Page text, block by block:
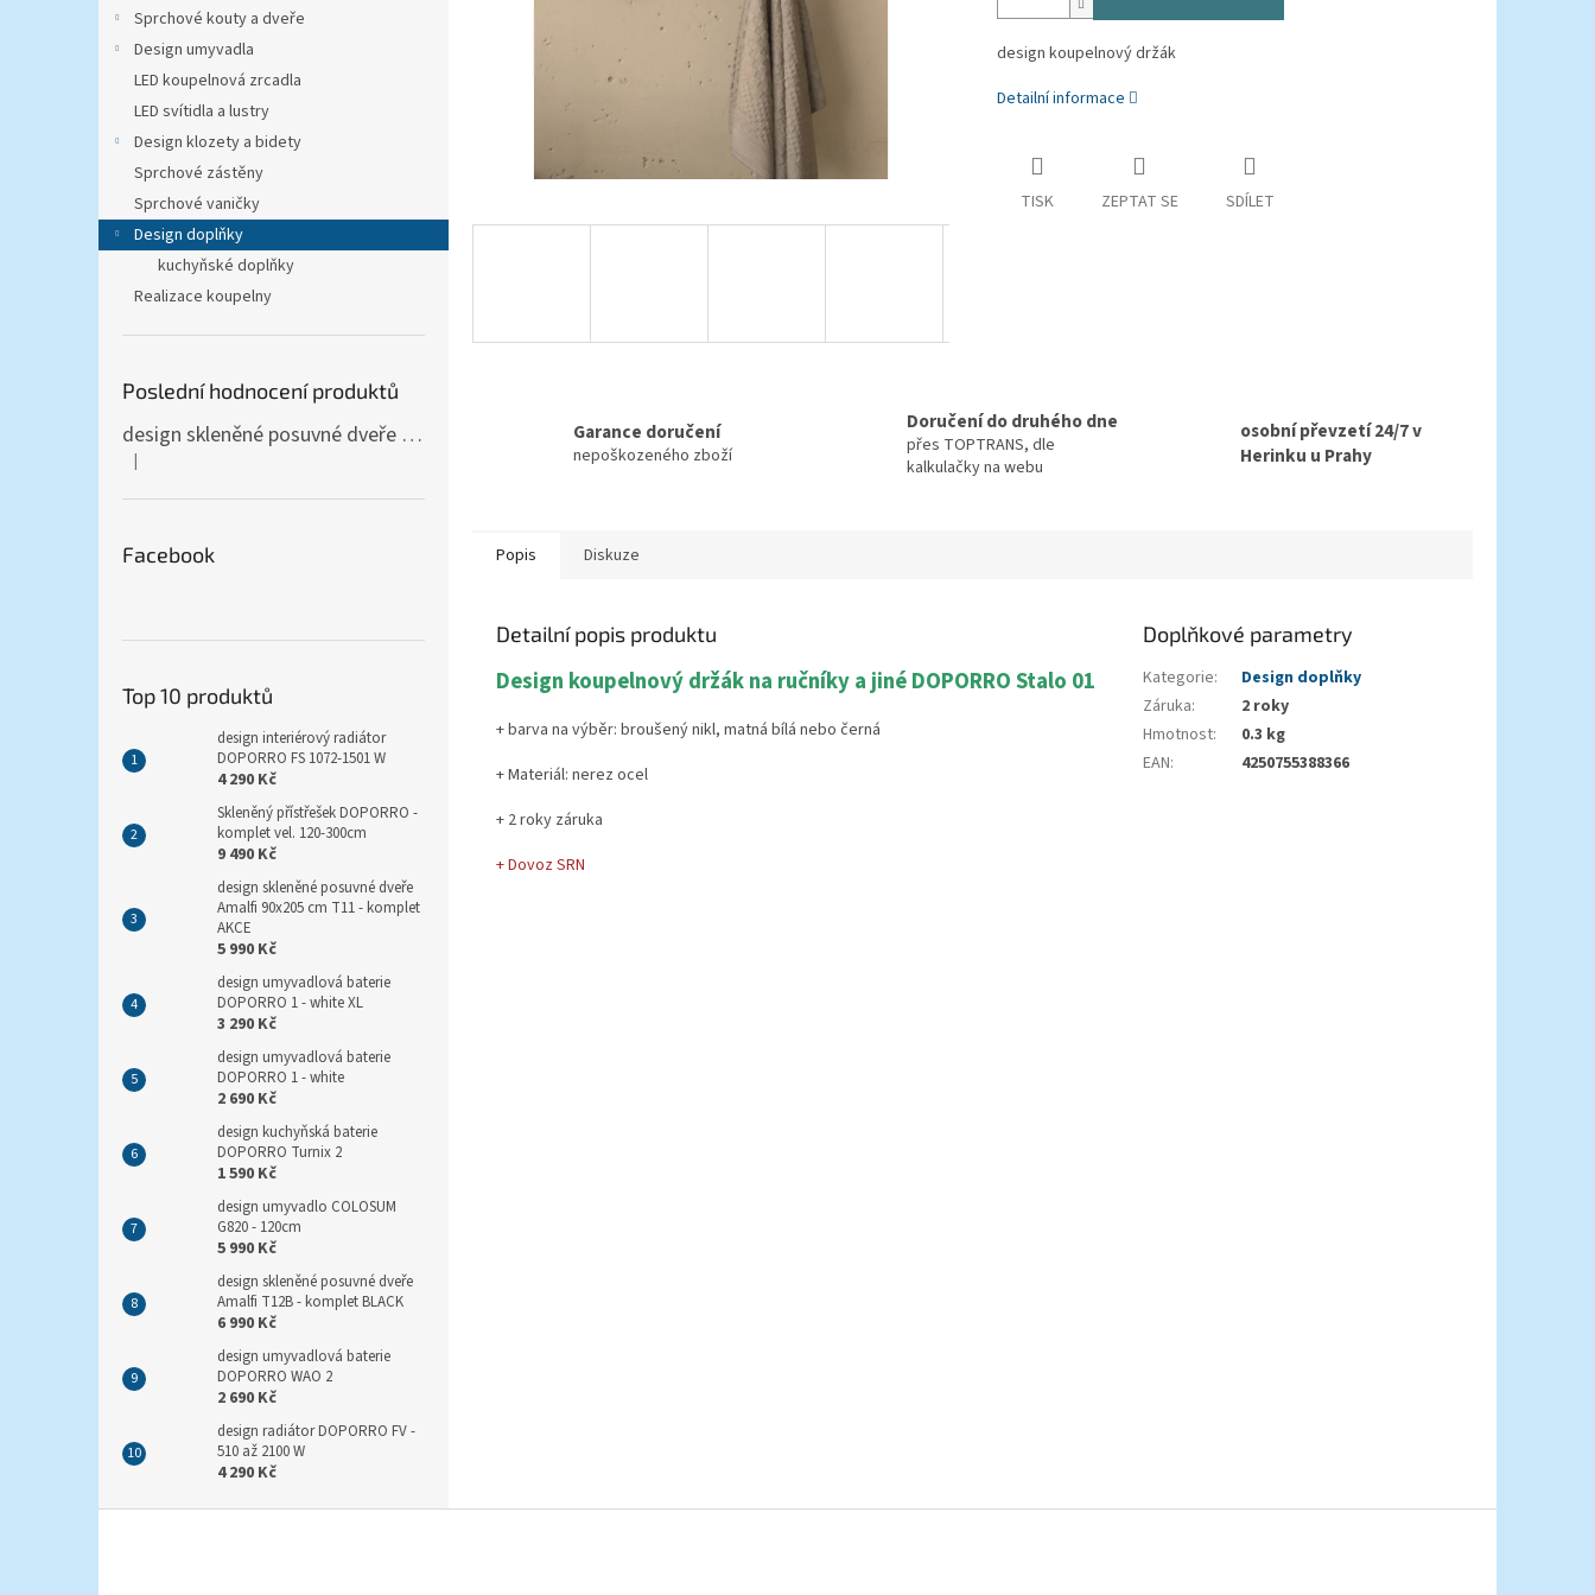
Sprchové kouty a dveře
Design umyvadla
LED koupelnová zrcadla
LED svítidla a lustry
Design klozety a bidety
Sprchové zástěny
Sprchové vaničky
Design doplňky
kuchyňské doplňky
Realizace koupelny
Poslední hodnocení produktů
design skleněné posuvné dveře Amalfi 90x205 cm T12 - komplet AKCE
Hodnocení produktu je 5 z 5 hvězdiček.
|
Facebook
Top 10 produktů
design interiérový radiátor
DOPORRO FS 1072-1501 W
4 290 Kč
Skleněný přístřešek DOPORRO -
komplet vel. 120-300cm
9 490 Kč
design skleněné posuvné dveře
Amalfi 90x205 cm T11 - komplet
AKCE
5 990 Kč
design umyvadlová baterie
DOPORRO 1 - white XL
3 290 Kč
design umyvadlová baterie
DOPORRO 1 - white
2 690 Kč
design kuchyňská baterie
DOPORRO Turnix 2
1 590 Kč
design umyvadlo COLOSUM
G820 - 120cm
5 990 Kč
design skleněné posuvné dveře
Amalfi T12B - komplet BLACK
6 990 Kč
design umyvadlová baterie
DOPORRO WAO 2
2 690 Kč
design radiátor DOPORRO FV -
510 až 2100 W
4 290 Kč
design koupelnový držák
Detailní informace
TISK ZEPTAT SE SDÍLET
Garance doručení
nepoškozeného zboží
Doručení do druhého dne
přes TOPTRANS, dle
kalkulačky na webu
osobní převzetí 24/7 v
Herinku u Prahy
Popis Diskuze
Detailní popis produktu
Design koupelnový držák na ručníky a jiné DOPORRO Stalo 01
+ barva na výběr: broušený nikl, matná bílá nebo černá
+ Materiál: nerez ocel
+ 2 roky záruka
+ Dovoz SRN
Doplňkové parametry
Kategorie:
Design doplňky
Záruka:
2 roky
Hmotnost:
0.3 kg
EAN: 4250755388366